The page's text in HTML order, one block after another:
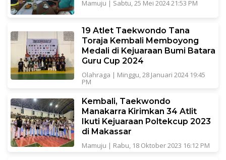
Mamuju | Sabtu, 25 Mei 2024 21:53 PM
19 Atlet Taekwondo Tana
Toraja Kembali Memboyong
Medali di Kejuaraan Bumi Batara
Guru Cup 2024
Olahraga | Minggu, 28 Januari 2024 19:45
PM
Kembali, Taekwondo
Manakarra Kirimkan 34 Atlit
Ikuti Kejuaraan Poltekcup 2023
di Makassar
Mamuju | Rabu, 18 Oktober 2023 16:12 PM